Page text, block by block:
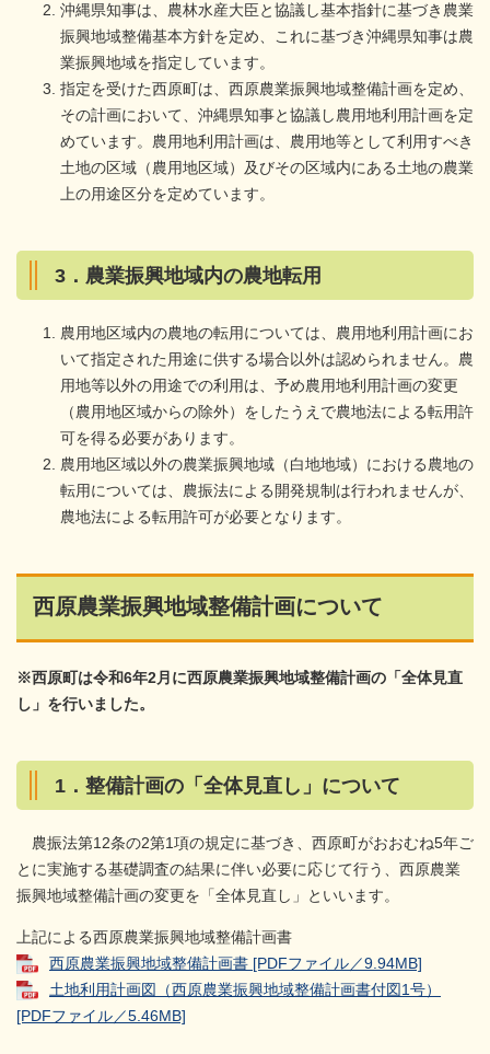
沖縄県知事は、農林水産大臣と協議し基本指針に基づき農業
振興地域整備基本方針を定め、これに基づき沖縄県知事は農
業振興地域を指定しています。
指定を受けた西原町は、西原農業振興地域整備計画を定め、
その計画において、沖縄県知事と協議し農用地利用計画を定
めています。農用地利用計画は、農用地等として利用すべき
土地の区域（農用地区域）及びその区域内にある土地の農業
上の用途区分を定めています。
3．農業振興地域内の農地転用
農用地区域内の農地の転用については、農用地利用計画にお
いて指定された用途に供する場合以外は認められません。農
用地等以外の用途での利用は、予め農用地利用計画の変更
（農用地区域からの除外）をしたうえで農地法による転用許
可を得る必要があります。
農用地区域以外の農業振興地域（白地地域）における農地の
転用については、農振法による開発規制は行われませんが、
農地法による転用許可が必要となります。
西原農業振興地域整備計画について
※西原町は令和6年2月に西原農業振興地域整備計画の「全体見直
し」を行いました。
1．整備計画の「全体見直し」について
農振法第12条の2第1項の規定に基づき、西原町がおおむね5年ご
とに実施する基礎調査の結果に伴い必要に応じて行う、西原農業
振興地域整備計画の変更を「全体見直し」といいます。
上記による西原農業振興地域整備計画書
西原農業振興地域整備計画書 [PDFファイル／9.94MB]
土地利用計画図（西原農業振興地域整備計画書付図1号）
[PDFファイル／5.46MB]